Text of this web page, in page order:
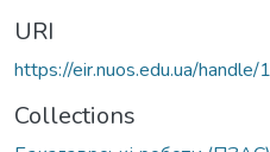
URI
https://eir.nuos.edu.ua/
Collections